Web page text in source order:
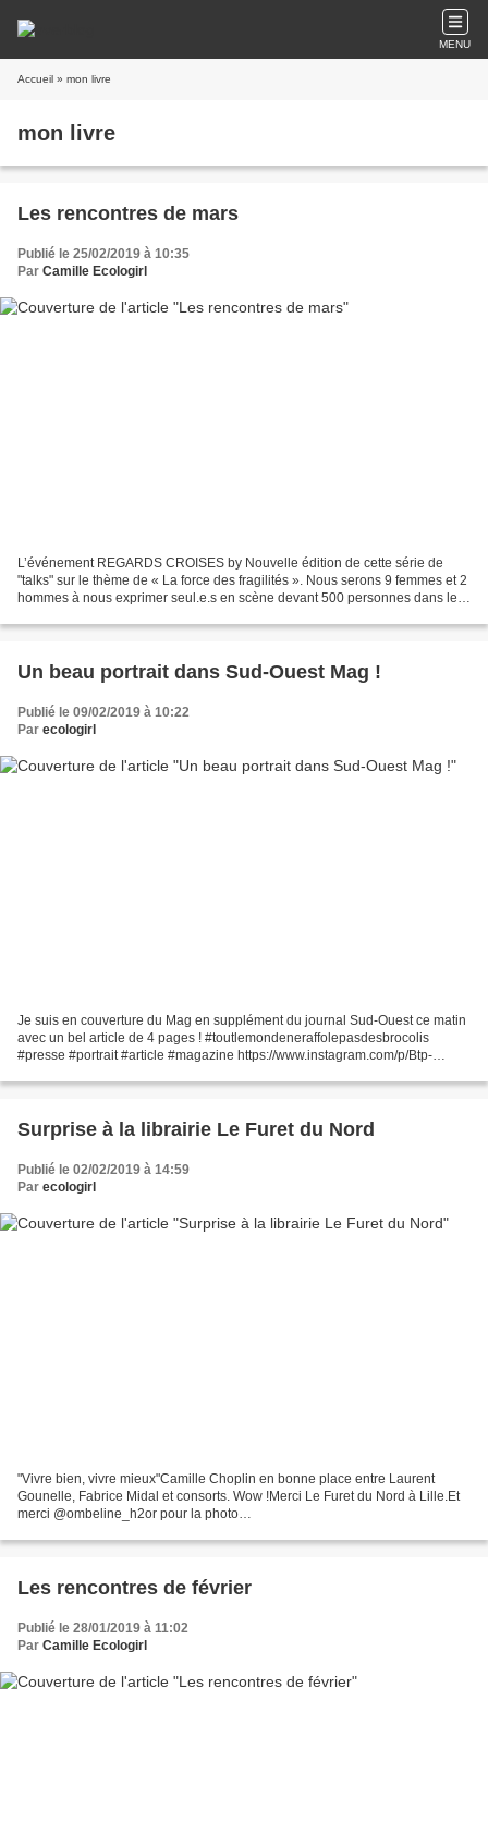
MENU
Accueil » mon livre
mon livre
Les rencontres de mars
Publié le 25/02/2019 à 10:35
Par Camille Ecologirl
L’événement REGARDS CROISES by Nouvelle édition de cette série de
"talks" sur le thème de « La force des fragilités ». Nous serons 9 femmes et 2
hommes à nous exprimer seul.e.s en scène devant 500 personnes dans le
Un beau portrait dans Sud-Ouest Mag !
Publié le 09/02/2019 à 10:22
Par ecologirl
Je suis en couverture du Mag en supplément du journal Sud-Ouest ce matin
avec un bel article de 4 pages ! #toutlemondeneraffolepasdesbrocolis
#presse #portrait #article #magazine https://www.instagram.com/p/Btp-
Surprise à la librairie Le Furet du Nord
Publié le 02/02/2019 à 14:59
Par ecologirl
"Vivre bien, vivre mieux"Camille Choplin en bonne place entre Laurent
Gounelle, Fabrice Midal et consorts. Wow !Merci Le Furet du Nord à Lille.Et
merci @ombeline_h2or pour la photo
#bienvivre#developpementpersonnel#roman...
Les rencontres de février
Publié le 28/01/2019 à 11:02
Par Camille Ecologirl